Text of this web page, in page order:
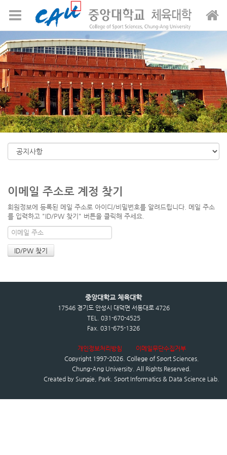
메뉴 건너뛰기
이메일 주소로 계정 찾기
회원정보에 등록된 메일 주소로 아이디/비밀번호를 알려드립니다. 메일 주소
를 입력하고 "ID/PW 찾기" 버튼을 클릭해 주세요.
중앙대학교 체육대학
17546 경기도 안성시 대덕면 서동대로 4726
TEL. 031-670-4525
Fax. 031-675-1326
개인정보처리방침
이메일무단수집거부
Copyright 1997-2026. College of Sport Sciences,
Chung-Ang University. All Rights Reserved.
Created by Sungje, Park. Sport Informatics & Data Science Lab.